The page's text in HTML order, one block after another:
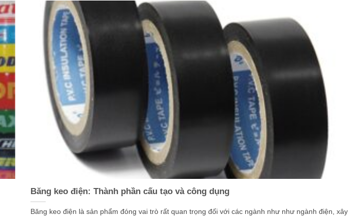
Băng keo điện: Thành phần cấu tạo và công dụng
Băng keo điện là sản phẩm đóng vai trò rất quan trọng đối với các ngành như như ngành điện, xây